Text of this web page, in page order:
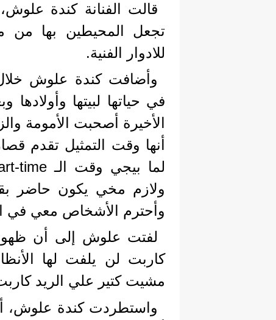
قالت الفنانة كندة علوش،
تجعل المحيطين بها من
للادوار الفنية.
وأضافت كندة علوش خلال
في حياتها لبيتها وأولادها
الأخيرة أصحبت الأمومة
أنها وقت التمثيل تقدم
ولازم مخي يكون حاضر
وأحترم الأشخاص معي في
لفتت علوش إلى أن
كاربت لن يلفت لها
مشيت كتير علي الريد
واستطردت كندة علوش،